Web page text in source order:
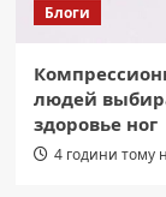
Блоги
людей
здоровье ног
4 години тому